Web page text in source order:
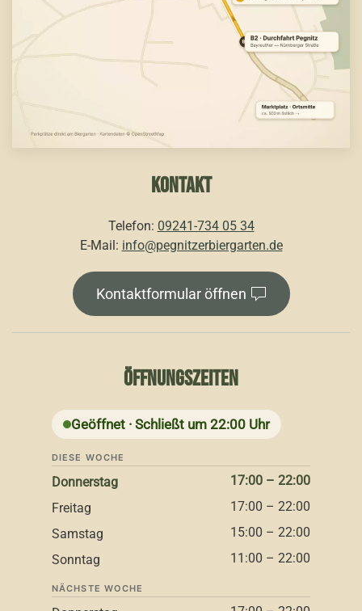
KONTAKT
Telefon: 09241-734 05 34
E-Mail: info@pegnitzerbiergarten.de
Kontaktformular öffnen
ÖFFNUNGSZEITEN
Geöffnet · Schließt um 22:00 Uhr
DIESE WOCHE
Donnerstag
17:00 – 22:00
Freitag
17:00 – 22:00
Samstag
15:00 – 22:00
Sonntag
11:00 – 22:00
NÄCHSTE WOCHE